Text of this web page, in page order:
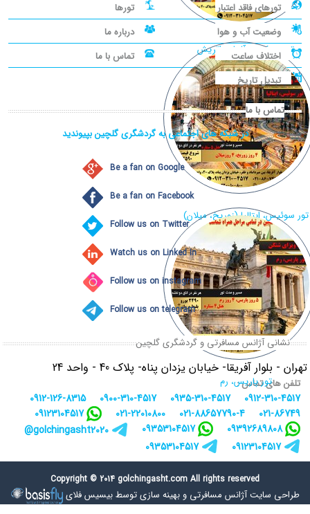
تور سوئیس، آلمان، اتریش
تور سوئیس، ایتالیا (زوریخ، میلان)
تور پاریس، رم
تورهای فاقد اعتبار
تورها
وضعیت آب و هوا
درباره ما
اختلاف ساعت
تماس با ما
تبدیل تاریخ
تماس با ما
در شبکه های اجتماعی به گردشگری گلچین بپیوندید
Be a fan on Google
Be a fan on Facebook
Follow us on Twitter
Watch us on Linked In
Follow us on instagram
Follow us on telegram
نشانی آژانس مسافرتی و گردشگری گلچین
تهران - بلوار آفریقا- خیابان یزدان پناه- پلاک 40 - واحد 24
تلفن های تماس :
0912-310-4517
0935-310-4517
0900-310-4517
0912-126-8315
021-86749
021-88657790-4
021-22010800
09123104517
09392689808
09353104517
golchingasht2020@
09123104517
09353104517
Copyright © 2014 golchingasht.com All rights reserved
طراحی سایت آژانس مسافرتی وبهینه سازی توسط بیسیس فلای